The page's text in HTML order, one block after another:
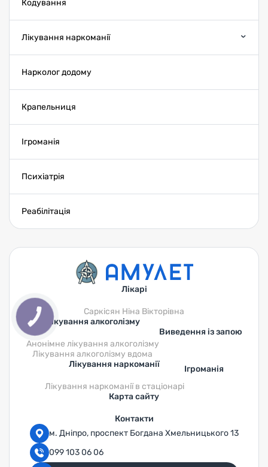
Кодування
Лікування наркоманії
Нарколог додому
Крапельниця
Ігроманія
Психіатрія
Реабілітація
Лікарі
Саркісян Ніна Вікторівна
Лікування алкоголізму
Анонімне лікування алкоголізму
Лікування алкоголізму вдома
Виведення із запою
Лікування наркоманії
Лікування наркоманії в стаціонарі
Ігроманія
Карта сайту
Контакти
м. Дніпро, проспект Богдана Хмельницького 13
099 103 06 06